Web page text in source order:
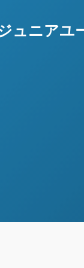
ュニアユ